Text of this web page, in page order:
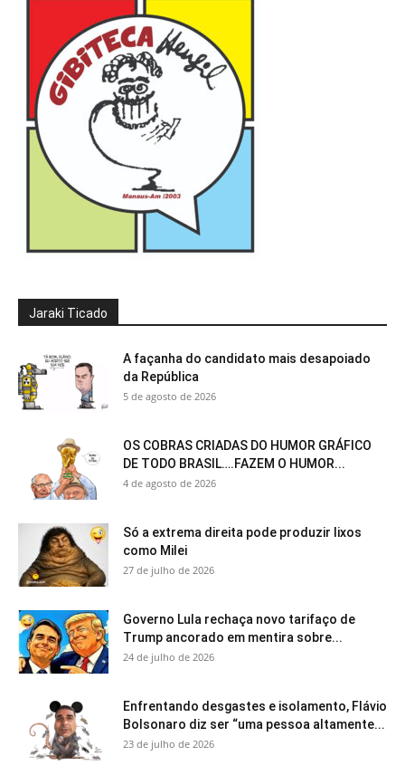
Jaraki Ticado
A façanha do candidato mais desapoiado
da República
5 de agosto de 2026
OS COBRAS CRIADAS DO HUMOR GRÁFICO
DE TODO BRASIL….FAZEM O HUMOR...
4 de agosto de 2026
Só a extrema direita pode produzir lixos
como Milei
27 de julho de 2026
Governo Lula rechaça novo tarifaço de
Trump ancorado em mentira sobre...
24 de julho de 2026
Enfrentando desgastes e isolamento, Flávio
Bolsonaro diz ser “uma pessoa altamente...
23 de julho de 2026